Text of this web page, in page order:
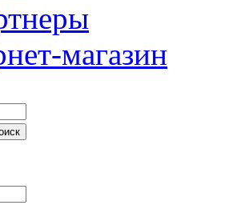
магазин